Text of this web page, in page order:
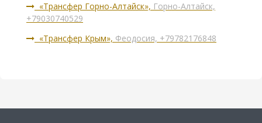
«Трансфер Горно-Алтайск», Горно-Алтайск,
+79030740529
«Трансфер Крым», Феодосия, +79782176848